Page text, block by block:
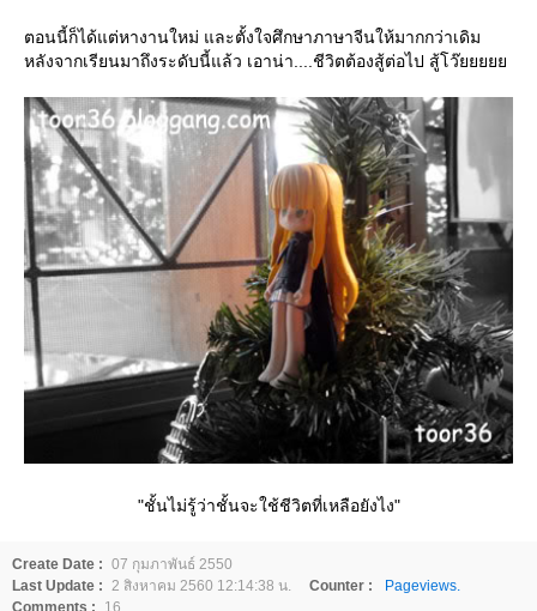
ตอนนี้ก็ได้แต่หางานใหม่ และตั้งใจศึกษาภาษาจีนให้มากกว่าเดิม
หลังจากเรียนมาถึงระดับนี้แล้ว เอาน่า....ชีวิตต้องสู้ต่อไป สู้โว๊
"ชั้นไม่รู้ว่าชั้นจะใช้ชีวิตที่เหลือยังไง"
Create Date : 07 กุมภาพันธ์ 2550
Last Update : 2 สิงหาคม 2560 12:14:38 น. Counter :
Pageviews.
Comments :
16